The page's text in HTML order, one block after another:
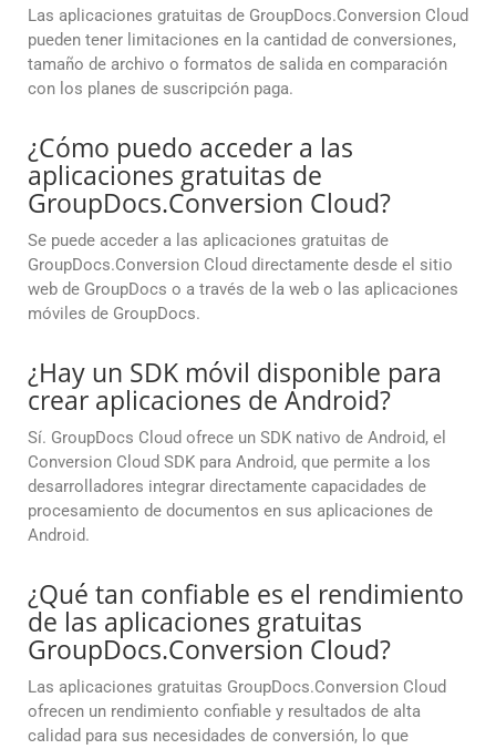
Las aplicaciones gratuitas de GroupDocs.Conversion Cloud
pueden tener limitaciones en la cantidad de conversiones,
tamaño de archivo o formatos de salida en comparación
con los planes de suscripción paga.
¿Cómo puedo acceder a las
aplicaciones gratuitas de
GroupDocs.Conversion Cloud?
Se puede acceder a las aplicaciones gratuitas de
GroupDocs.Conversion Cloud directamente desde el sitio
web de GroupDocs o a través de la web o las aplicaciones
móviles de GroupDocs.
¿Hay un SDK móvil disponible para
crear aplicaciones de Android?
Sí. GroupDocs Cloud ofrece un SDK nativo de Android, el
Conversion Cloud SDK para Android, que permite a los
desarrolladores integrar directamente capacidades de
procesamiento de documentos en sus aplicaciones de
Android.
¿Qué tan confiable es el rendimiento
de las aplicaciones gratuitas
GroupDocs.Conversion Cloud?
Las aplicaciones gratuitas GroupDocs.Conversion Cloud
ofrecen un rendimiento confiable y resultados de alta
calidad para sus necesidades de conversión, lo que